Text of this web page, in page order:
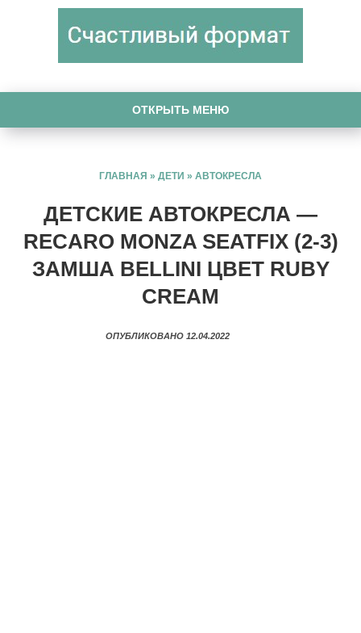
ОТКРЫТЬ МЕНЮ
ГЛАВНАЯ » ДЕТИ » АВТОКРЕСЛА
ДЕТСКИЕ АВТОКРЕСЛА —
RECARO MONZA SEATFIX (2-3)
ЗАМША BELLINI ЦВЕТ RUBY
CREAM
ОПУБЛИКОВАНО 12.04.2022